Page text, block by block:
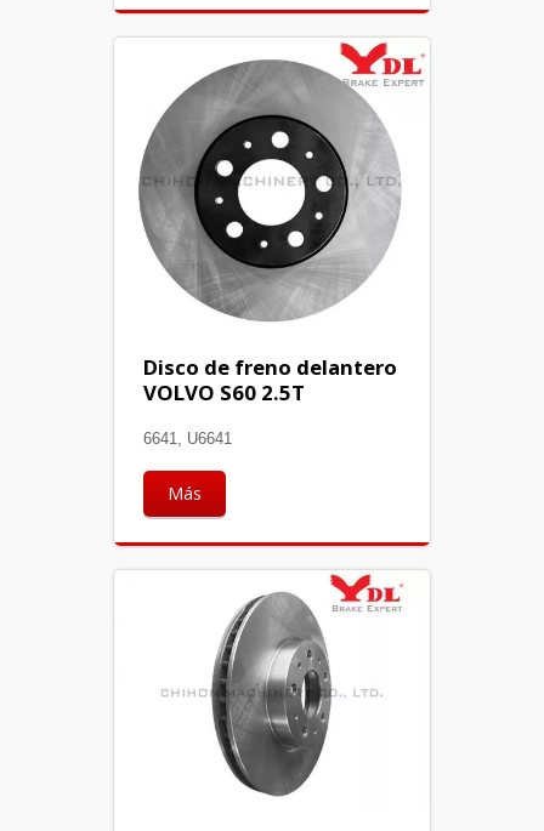
Disco de freno delantero
VOLVO S60 2.5T
6641, U6641
Más